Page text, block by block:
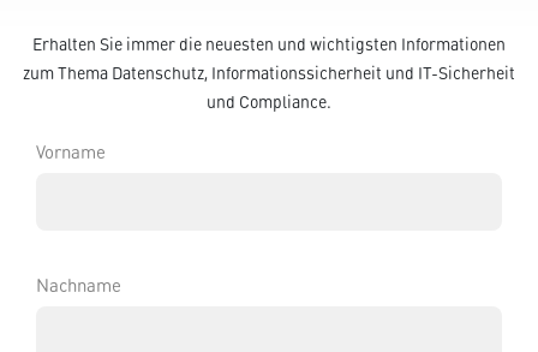
Erhalten Sie immer die neuesten und wichtigsten Informationen
zum Thema Datenschutz, Informationssicherheit und IT-Sicherheit
und Compliance.
Vorname
Nachname